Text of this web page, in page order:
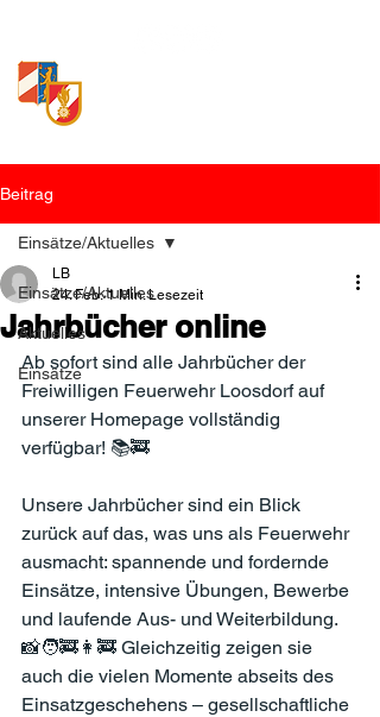
Beitrag
Einsätze/Aktuelles
Aktuelles
Einsätze
Einsätze/Aktuelles
Jahrbücher online
LB
24. Feb. 1 Min. Lesezeit
Ab sofort sind alle Jahrbücher der
Freiwilligen Feuerwehr Loosdorf auf
unserer Homepage vollständig
verfügbar! 📚🚒
Unsere Jahrbücher sind ein Blick
zurück auf das, was uns als Feuerwehr
ausmacht: spannende und fordernde
Einsätze, intensive Übungen, Bewerbe
und laufende Aus- und Weiterbildung.
📸🧑‍🚒👩‍🚒 Gleichzeitig zeigen sie
auch die vielen Momente abseits des
Einsatzgeschehens – gesellschaftliche